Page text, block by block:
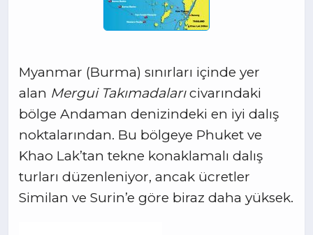
Myanmar (Burma) sınırları içinde yer
alan Mergui Takımadalarıcivarındaki
bölge Andaman denizindeki en iyi dalış
noktalarından. Bu bölgeye Phuket ve
Khao Lak’tan tekne konaklamalı dalış
turları düzenleniyor, ancak ücretler
Similan ve Surin’e göre biraz daha yüksek.